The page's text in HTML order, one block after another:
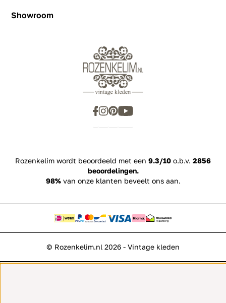
Showroom
Rozenkelim wordt beoordeeld met een 9.3/10 o.b.v. 2856
beoordelingen.
98%van onze klanten beveelt ons aan.
© Rozenkelim.nl 2026 - Vintage kleden